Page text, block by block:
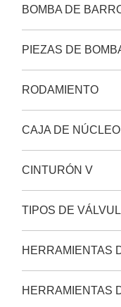
BOMBA DE
PIEZAS DE
RODAMIENTO
CAJA DE NÚCLEO
CINTURÓN V
TIPOS DE
HERRAMIENTAS
HERRAMIENTAS